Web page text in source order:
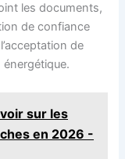
les documents,
de confiance
de
énergétique.
sur les
en 2026 -